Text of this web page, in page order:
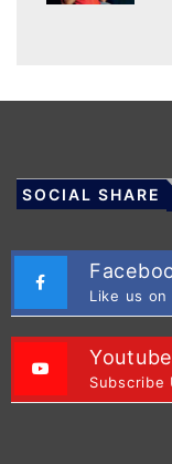
SOCIAL SHARE
Like us on
Youtube
Subscribe